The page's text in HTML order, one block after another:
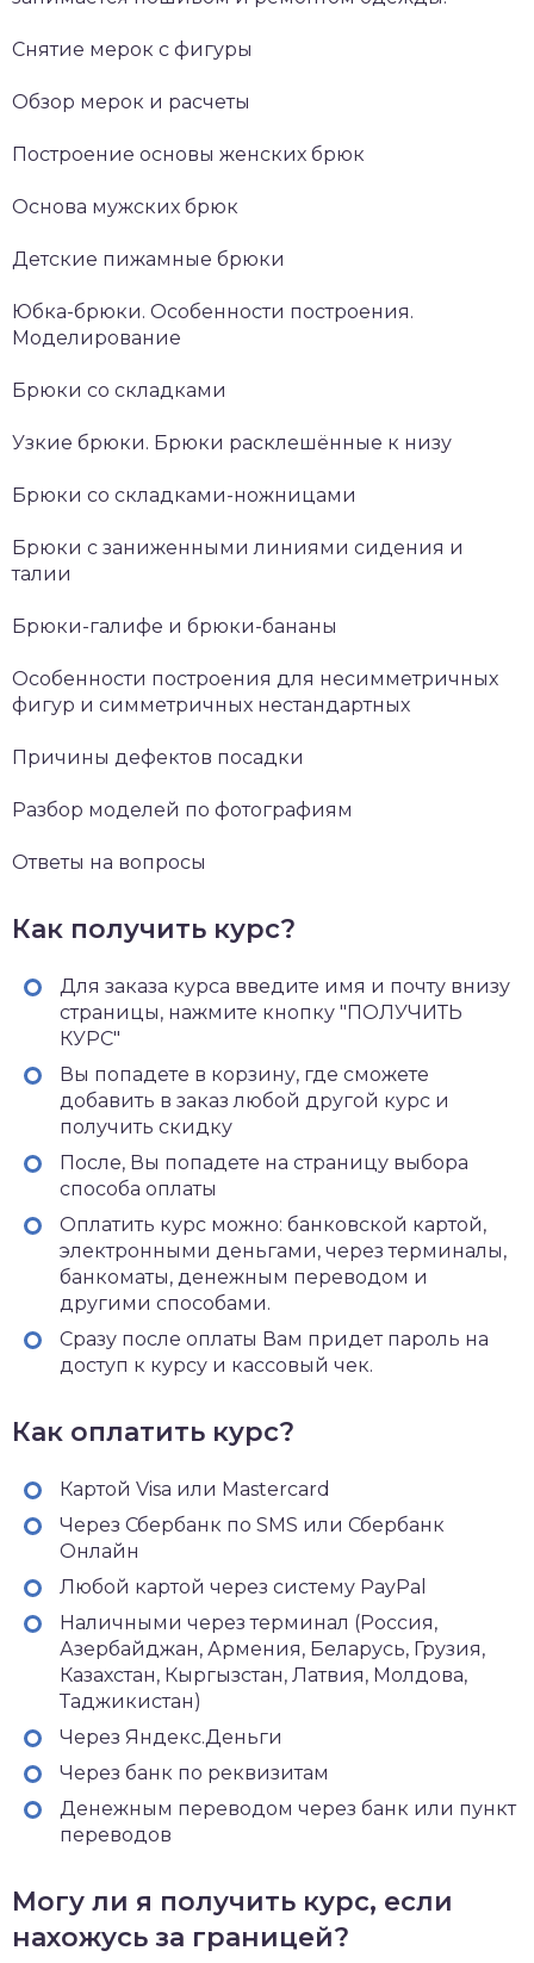
Снятие мерок с фигуры
Обзор мерок и расчеты
Построение основы женских брюк
Основа мужских брюк
Детские пижамные брюки
Юбка-брюки. Особенности построения.
Моделирование
Брюки со складками
Узкие брюки. Брюки расклешённые к низу
Брюки со складками-ножницами
Брюки с заниженными линиями сидения и
талии
Брюки-галифе и брюки-бананы
Особенности построения для несимметричных
фигур и симметричных нестандартных
Причины дефектов посадки
Разбор моделей по фотографиям
Ответы на вопросы
Как получить курс?
Для заказа курса введите имя и почту внизу
страницы, нажмите кнопку "ПОЛУЧИТЬ
КУРС"
Вы попадете в корзину, где сможете
добавить в заказ любой другой курс и
получить скидку
После, Вы попадете на страницу выбора
способа оплаты
Оплатить курс можно: банковской картой,
электронными деньгами, через терминалы,
банкоматы, денежным переводом и
другими способами.
Сразу после оплаты Вам придет пароль на
доступ к курсу и кассовый чек.
Как оплатить курс?
Картой Visa или Mastercard
Через Сбербанк по SMS или Сбербанк
Онлайн
Любой картой через систему PayPal
Наличными через терминал (Россия,
Азербайджан, Армения, Беларусь, Грузия,
Казахстан, Кыргызстан, Латвия, Молдова,
Таджикистан)
Через Яндекс.Деньги
Через банк по реквизитам
Денежным переводом через банк или пункт
переводов
Могу ли я получить курс, если
нахожусь за границей?